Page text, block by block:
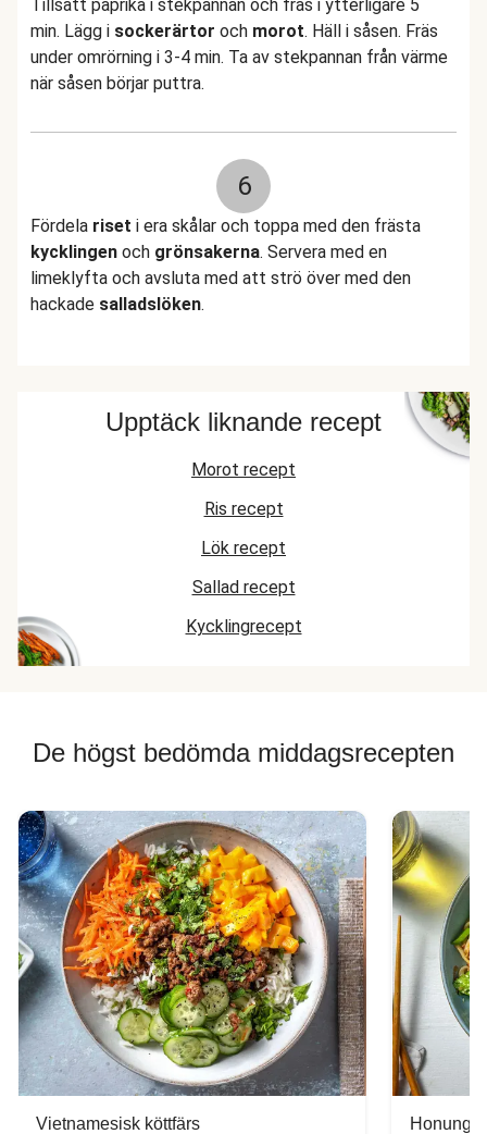
Tillsätt paprika i stekpannan och fräs i ytterligare 5
min. Lägg i sockerärtor och morot. Häll i såsen. Fräs
under omrörning i 3-4 min. Ta av stekpannan från värme
när såsen börjar puttra.
6
Fördela riset i era skålar och toppa med den frästa
kycklingen och grönsakerna. Servera med en
limeklyfta och avsluta med att strö över med den
hackade salladslöken.
Upptäck liknande recept
Morot recept
Ris recept
Lök recept
Sallad recept
Kycklingrecept
De högst bedömda middagsrecepten
Vietnamesisk köttfärs